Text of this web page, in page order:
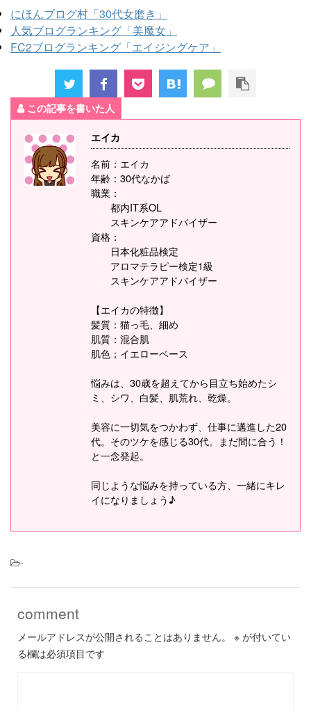
にほんブログ村「30代女磨き」
人気ブログランキング「美魔女」
FC2ブログランキング「エイジングケア」
この記事を書いた人
エイカ
名前：エイカ
年齢：30代なかば
職業：
都内IT系OL
スキンケアアドバイザー
資格：
日本化粧品検定
アロマテラピー検定1級
スキンケアアドバイザー
【エイカの特徴】
髪質：猫っ毛、細め
肌質：混合肌
肌色；イエローベース
悩みは、30歳を超えてから目立ち始めたシ
ミ、シワ、白髪、肌荒れ、乾燥。
美容に一切気をつかわず、仕事に邁進した20
代。そのツケを感じる30代。まだ間に合う！
と一念発起。
同じような悩みを持っている方、一緒にキレ
イになりましょう♪
-
comment
メールアドレスが公開されることはありません。 ※ が付いてい
る欄は必須項目です